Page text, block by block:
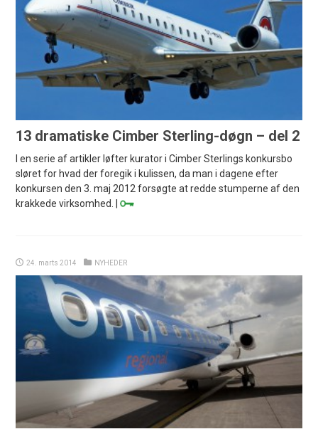
13 dramatiske Cimber Sterling-døgn – del 2
I en serie af artikler løfter kurator i Cimber Sterlings konkursbo
sløret for hvad der foregik i kulissen, da man i dagene efter
konkursen den 3. maj 2012 forsøgte at redde stumperne af den
krakkede virksomhed. |
24. marts 2014 NYHEDER